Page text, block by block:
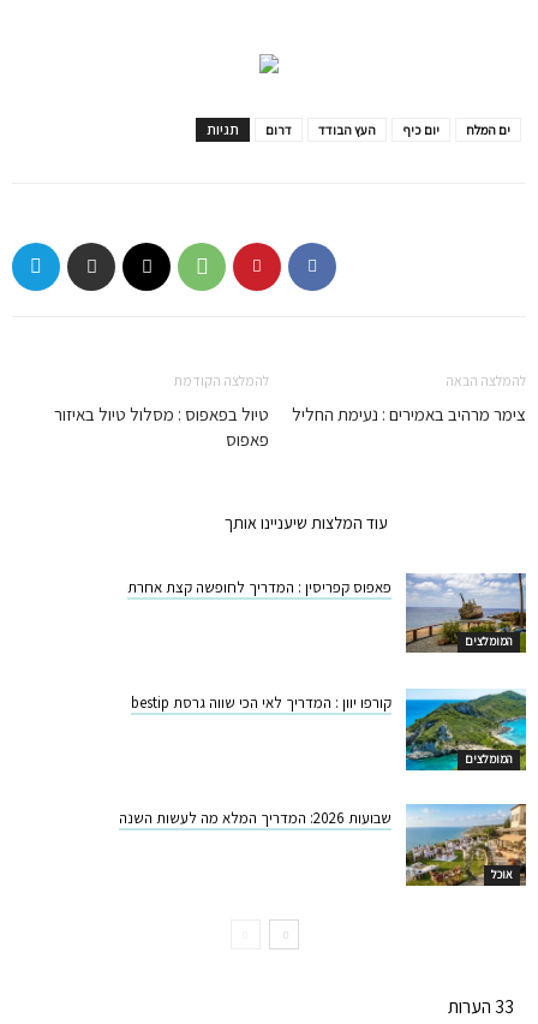
תגיות דרום העץ הבודד יום כיף ים המלח
להמלצה הקודמת
טיול בפאפוס : מסלול טיול באיזור
פאפוס
להמלצה הבאה
צימר מרהיב באמירים : נעימת החליל
עוד המלצות שיעניינו אותך
המומלצים
פאפוס קפריסין : המדריך לחופשה קצת אחרת
המומלצים
קורפו יוון : המדריך לאי הכי שווה גרסת bestip
אוכל
שבועות 2026: המדריך המלא מה לעשות השנה
33 הערות